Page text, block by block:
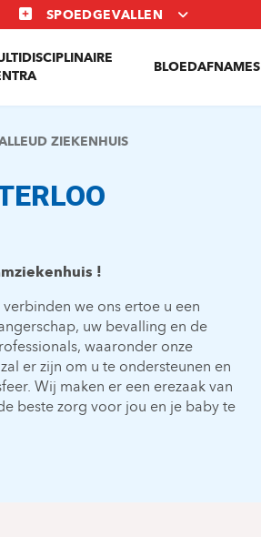
SPOEDGEVALLEN
BLOEDAFNAMES
ZIEKENHUIS
!
we ons ertoe u een
uw bevalling en de
waaronder onze
er zijn om u te ondersteunen en
Wij maken er een erezaak van
beste zorg voor jou en je baby te